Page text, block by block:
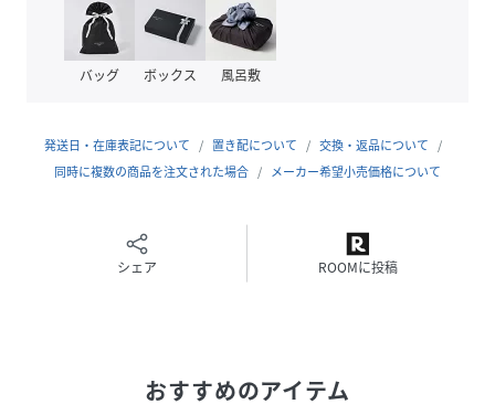
※商品は品質保持のためビニール製チャック付き袋にお入れ
した後、ボックスでお包みいたします。ショッピングバッグ
います。ご了承ください。
バッグ ボックス 風呂敷
発送日・在庫表記について 置き配について
交換・返品について
同時に複数の商品を注文された場合
メーカー希望小売価格について
シェア ROOMに投稿
おすすめのアイテム